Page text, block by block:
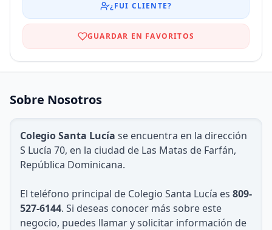
¿FUI CLIENTE?
GUARDAR EN FAVORITOS
Sobre Nosotros
Colegio Santa Lucía se encuentra en la dirección
S Lucía 70, en la ciudad de Las Matas de Farfán,
República Dominicana.
El teléfono principal de Colegio Santa Lucía es 809-
527-6144. Si deseas conocer más sobre este
negocio, puedes llamar y solicitar información de